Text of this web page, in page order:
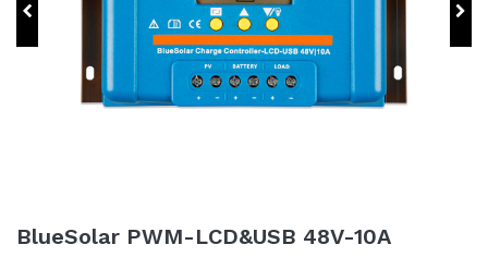
BlueSolar PWM-LCD&USB 48V-10A